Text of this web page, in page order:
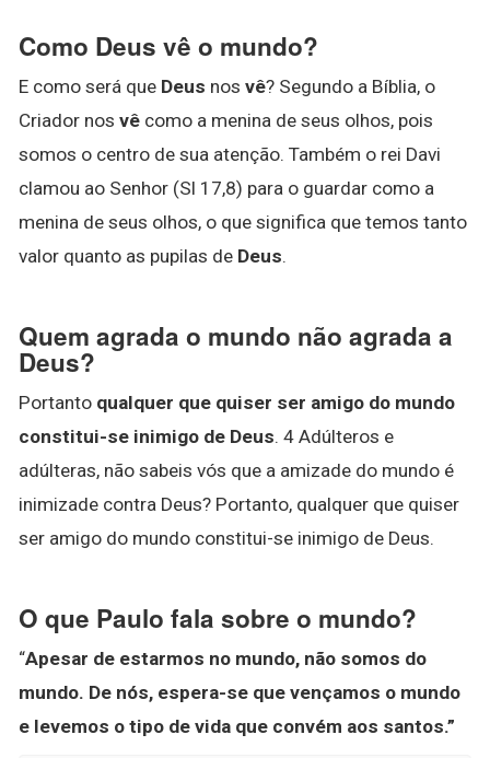
Como Deus vê o mundo?
E como será que Deus nos vê? Segundo a Bíblia, o
Criador nos vê como a menina de seus olhos, pois
somos o centro de sua atenção. Também o rei Davi
clamou ao Senhor (Sl 17,8) para o guardar como a
menina de seus olhos, o que significa que temos tanto
valor quanto as pupilas de Deus.
Quem agrada o mundo não agrada a
Deus?
Portanto qualquer que quiser ser amigo do mundo
constitui-se inimigo de Deus. 4 Adúlteros e
adúlteras, não sabeis vós que a amizade do mundo é
inimizade contra Deus? Portanto, qualquer que quiser
ser amigo do mundo constitui-se inimigo de Deus.
O que Paulo fala sobre o mundo?
“Apesar de estarmos no mundo, não somos do
mundo. De nós, espera-se que vençamos o mundo
e levemos o tipo de vida que convém aos santos.”